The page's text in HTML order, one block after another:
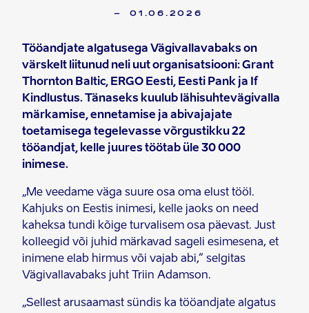
– 01.06.2026
Tööandjate algatusega Vägivallavabaks on
värskelt liitunud neli uut organisatsiooni: Grant
Thornton Baltic, ERGO Eesti, Eesti Pank ja If
Kindlustus. Tänaseks kuulub lähisuhtevägivalla
märkamise, ennetamise ja abivajajate
toetamisega tegelevasse võrgustikku 22
tööandjat, kelle juures töötab üle 30 000
inimese.
„Me veedame väga suure osa oma elust tööl.
Kahjuks on Eestis inimesi, kelle jaoks on need
kaheksa tundi kõige turvalisem osa päevast. Just
kolleegid või juhid märkavad sageli esimesena, et
inimene elab hirmus või vajab abi,“ selgitas
Vägivallavabaks juht Triin Adamson.
„Sellest arusaamast sündis ka tööandjate algatus